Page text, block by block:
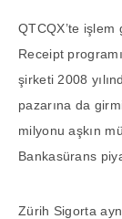
QTCQX’te
Receipt
şirketi 2008
pazarına da
milyonu aşkın
Bankasürans
Zürih Sigorta